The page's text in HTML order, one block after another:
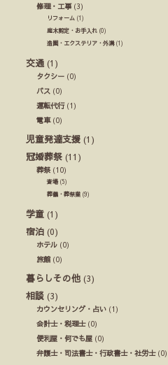
修理・工事(3)
リフォーム (1)
庭木剪定・お手入れ (0)
造園・エクステリア・外溝(1)
交通 (1)
タクシー (0)
バス (0)
運転代行(1)
電車(0)
児童発達支援 (1)
冠婚葬祭 (11)
葬祭(10)
斎場(5)
葬儀・葬祭業 (9)
学童 (1)
宿泊 (0)
ホテル (0)
旅館 (0)
暮らしその他 (3)
相談 (3)
カウンセリング・占い (1)
会計士・税理士(0)
便利屋・何でも屋 (0)
弁護士・司法書士・行政書士・社労士(0)